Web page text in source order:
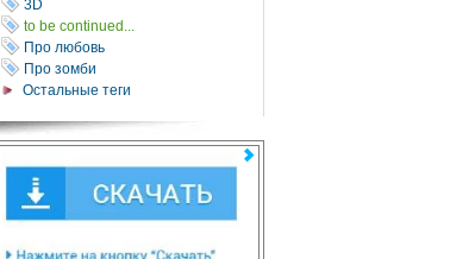
3D
to be continued...
Про любовь
Про зомби
Остальные теги